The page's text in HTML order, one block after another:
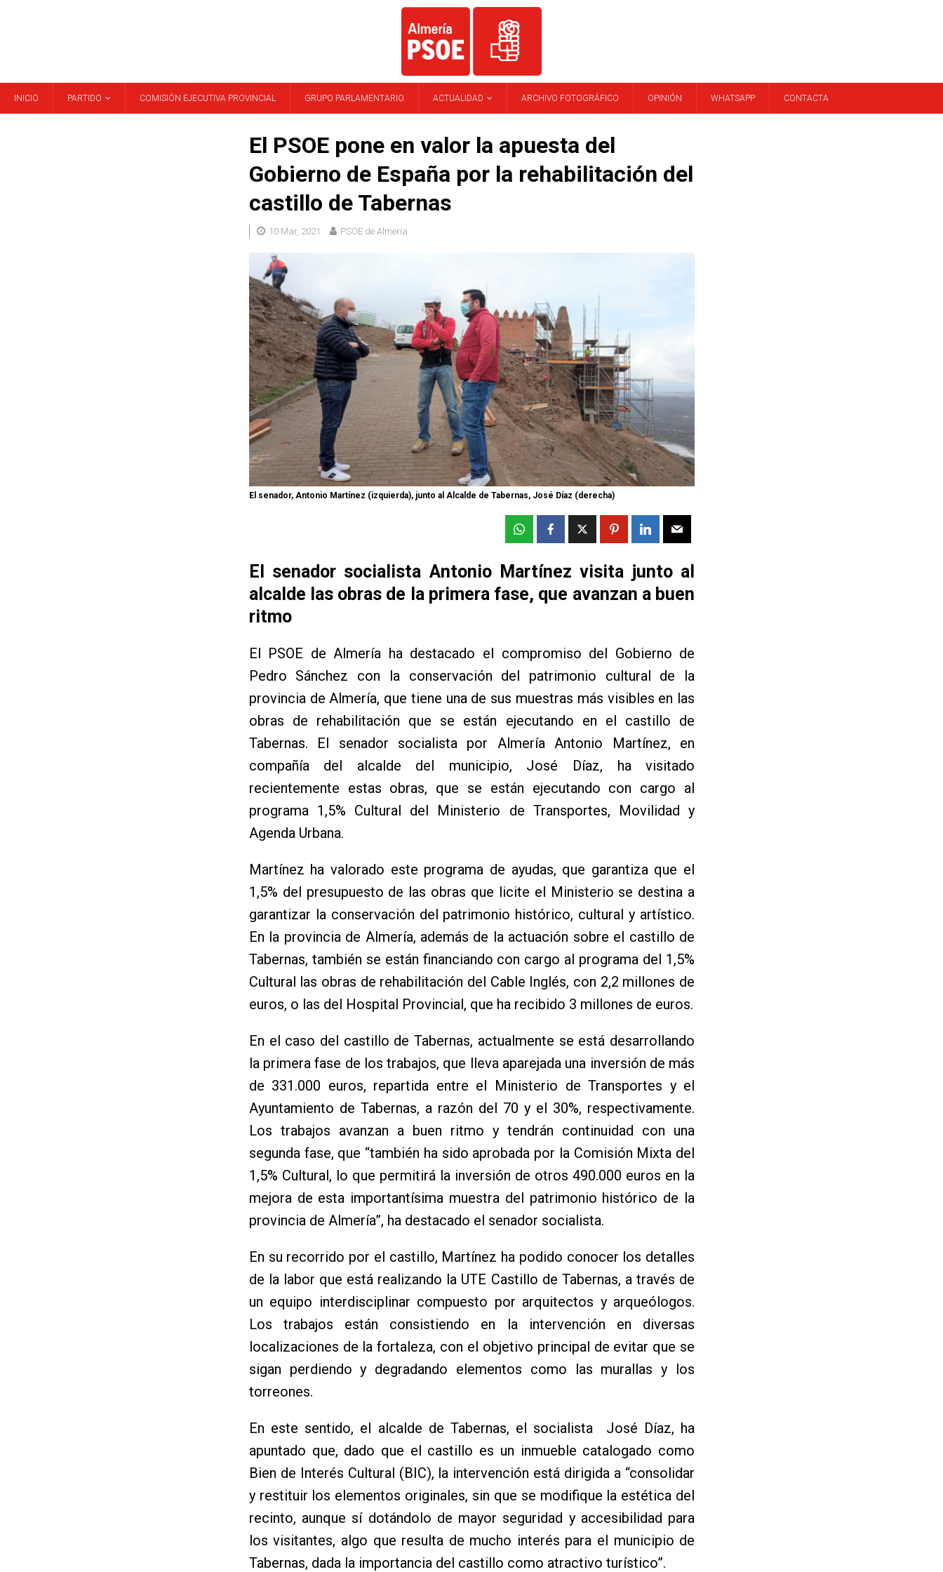
INICIO PARTIDO COMISIÓN EJECUTIVA PROVINCIAL GRUPO PARLAMENTARIO ACTUALIDAD ARCHIVO FOTOGRÁFICO OPINIÓN WHATSAPP CONTACTA
El PSOE pone en valor la apuesta del
Gobierno de España por la rehabilitación del
castillo de Tabernas
10 Mar, 2021 PSOE de Almería
El senador, Antonio Martínez (izquierda), junto al Alcalde de Tabernas, José Díaz (derecha)
El senador socialista Antonio Martínez visita junto al
alcalde las obras de la primera fase, que avanzan a buen
ritmo
El PSOE de Almería ha destacado el compromiso del Gobierno de
Pedro Sánchez con la conservación del patrimonio cultural de la
provincia de Almería, que tiene una de sus muestras más visibles en las
obras de rehabilitación que se están ejecutando en el castillo de
Tabernas. El senador socialista por Almería Antonio Martínez, en
compañía del alcalde del municipio, José Díaz, ha visitado
recientemente estas obras, que se están ejecutando con cargo al
programa 1,5% Cultural del Ministerio de Transportes, Movilidad y
Agenda Urbana.
Martínez ha valorado este programa de ayudas, que garantiza que el
1,5% del presupuesto de las obras que licite el Ministerio se destina a
garantizar la conservación del patrimonio histórico, cultural y artístico.
En la provincia de Almería, además de la actuación sobre el castillo de
Tabernas, también se están financiando con cargo al programa del 1,5%
Cultural las obras de rehabilitación del Cable Inglés, con 2,2 millones de
euros, o las del Hospital Provincial, que ha recibido 3 millones de euros.
En el caso del castillo de Tabernas, actualmente se está desarrollando
la primera fase de los trabajos, que lleva aparejada una inversión de más
de 331.000 euros, repartida entre el Ministerio de Transportes y el
Ayuntamiento de Tabernas, a razón del 70 y el 30%, respectivamente.
Los trabajos avanzan a buen ritmo y tendrán continuidad con una
segunda fase, que “también ha sido aprobada por la Comisión Mixta del
1,5% Cultural, lo que permitirá la inversión de otros 490.000 euros en la
mejora de esta importantísima muestra del patrimonio histórico de la
provincia de Almería”, ha destacado el senador socialista.
En su recorrido por el castillo, Martínez ha podido conocer los detalles
de la labor que está realizando la UTE Castillo de Tabernas, a través de
un equipo interdisciplinar compuesto por arquitectos y arqueólogos.
Los trabajos están consistiendo en la intervención en diversas
localizaciones de la fortaleza, con el objetivo principal de evitar que se
sigan perdiendo y degradando elementos como las murallas y los
torreones.
En este sentido, el alcalde de Tabernas, el socialista José Díaz, ha
apuntado que, dado que el castillo es un inmueble catalogado como
Bien de Interés Cultural (BIC), la intervención está dirigida a “consolidar
y restituir los elementos originales, sin que se modifique la estética del
recinto, aunque sí dotándolo de mayor seguridad y accesibilidad para
los visitantes, algo que resulta de mucho interés para el municipio de
Tabernas, dada la importancia del castillo como atractivo turístico”.